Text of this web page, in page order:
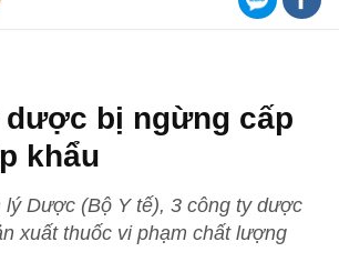
dược bị ngừng cấp
khẩu
lý Dược (Bộ Y tế), 3 công ty dược
xuất thuốc vi phạm chất lượng